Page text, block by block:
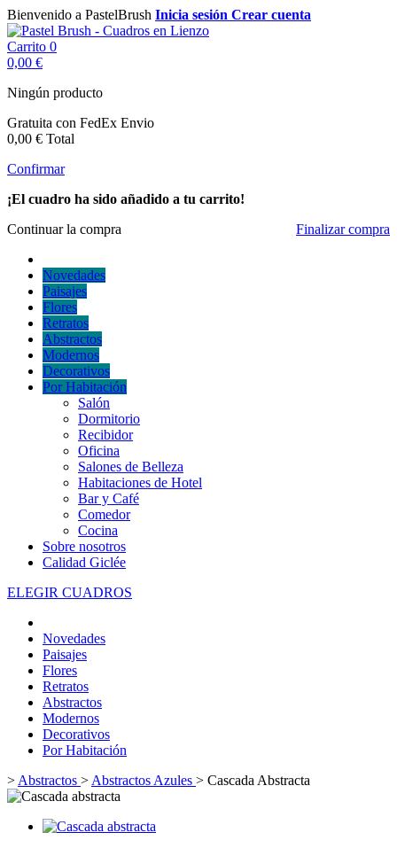
Bienvenido a PastelBrush Inicia sesión Crear cuenta
Carrito 0
0,00 €
Ningún producto
Gratuita con FedEx Envio
0,00 € Total
Confirmar
¡El cuadro ha sido añadido a tu carrito!
Continuar la compra
Finalizar compra
Novedades
Paisajes
Flores
Retratos
Abstractos
Modernos
Decorativos
Por Habitación
Salón
Dormitorio
Recibidor
Oficina
Salones de Belleza
Habitaciones de Hotel
Bar y Café
Comedor
Cocina
Sobre nosotros
Calidad Giclée
ELEGIR CUADROS
Novedades
Paisajes
Flores
Retratos
Abstractos
Modernos
Decorativos
Por Habitación
> Abstractos > Abstractos Azules > Cascada Abstracta